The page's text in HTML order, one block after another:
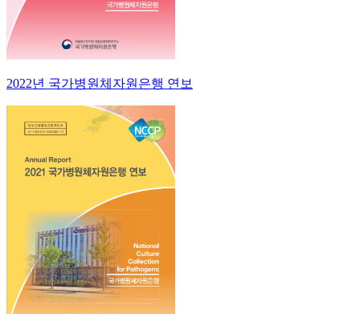
2022년 국가병원체자원은행 연보